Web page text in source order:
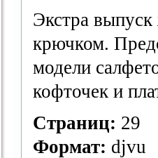
Экстра
крючком.
модели
кофточек и
Страниц: 29
Формат: djvu